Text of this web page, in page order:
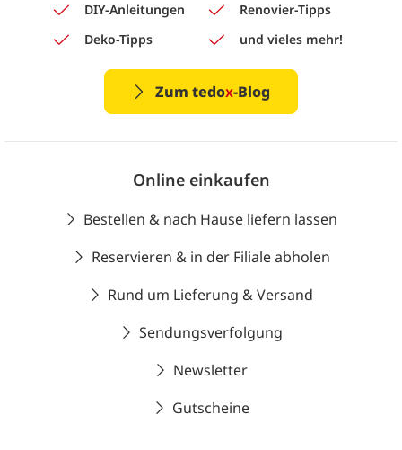
DIY-Anleitungen
Renovier-Tipps
Deko-Tipps
und vieles mehr!
Zum tedox-Blog
Online einkaufen
Bestellen & nach Hause liefern lassen
Reservieren & in der Filiale abholen
Rund um Lieferung & Versand
Sendungsverfolgung
Newsletter
Gutscheine